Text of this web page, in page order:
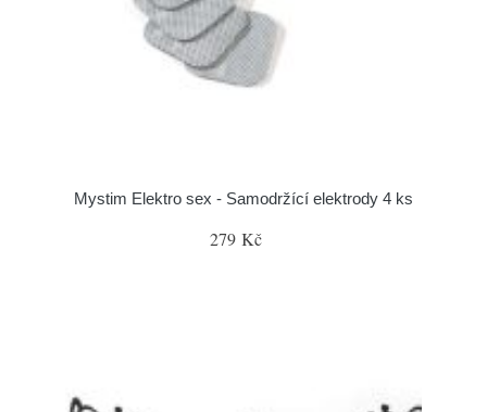
Mystim Elektro sex - Samodržící elektrody 4 ks
279 Kč